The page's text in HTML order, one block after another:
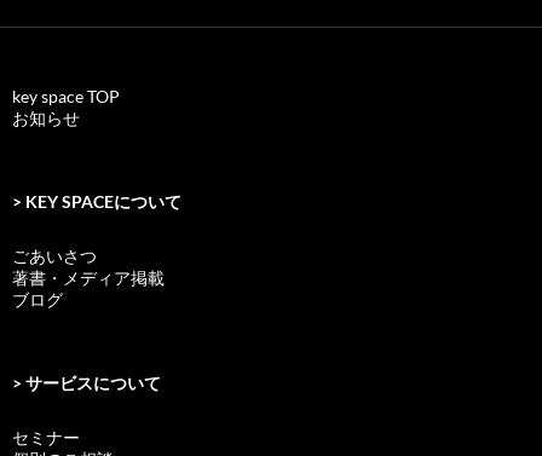
key space TOP
お知らせ
> KEY SPACEについて
ごあいさつ
著書・メディア掲載
ブログ
> サービスについて
セミナー